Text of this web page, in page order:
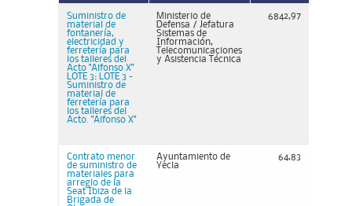
Suministro de
material de
fontanería,
electricidad y
ferretería para
los talleres del
Acto "Alfonso X"
LOTE 3: LOTE 3 -
Suministro de
material de
ferretería para
los talleres del
Acto. "Alfonso X"
Ministerio de
Defensa / Jefatura
Sistemas de
Información,
Telecomunicaciones
y Asistencia Técnica
6842,97
Contrato menor
de suministro de
materiales para
arreglo de la
Seat Ibiza de la
Brigada de
Ayuntamiento de
Yecla
64,83